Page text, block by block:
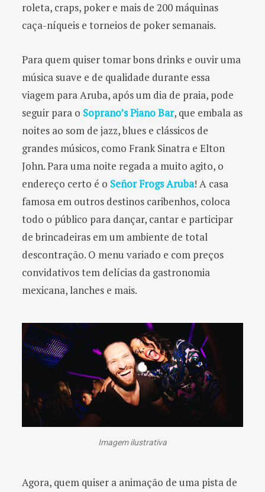
roleta, craps, poker e mais de 200 máquinas
caça-níqueis e torneios de poker semanais.
Para quem quiser tomar bons drinks e ouvir uma
música suave e de qualidade durante essa
viagem para Aruba, após um dia de praia, pode
seguir para o Soprano’s Piano Bar, que embala as
noites ao som de jazz, blues e clássicos de
grandes músicos, como Frank Sinatra e Elton
John. Para uma noite regada a muito agito, o
endereço certo é o Señor Frogs Aruba! A casa
famosa em outros destinos caribenhos, coloca
todo o público para dançar, cantar e participar
de brincadeiras em um ambiente de total
descontração. O menu variado e com preços
convidativos tem delícias da gastronomia
mexicana, lanches e mais.
Imagem ilustrativa
Agora, quem quiser a animação de uma pista de